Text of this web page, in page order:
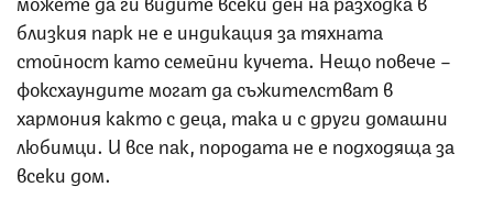
близкия парк не е индикация за тяхната
стойност като семейни кучета. Нещо повече –
фоксхаундите могат да съжителстват в
хармония както с деца, така и с други домашни
любимци. И все пак, породата не е подходяща за
всеки дом.